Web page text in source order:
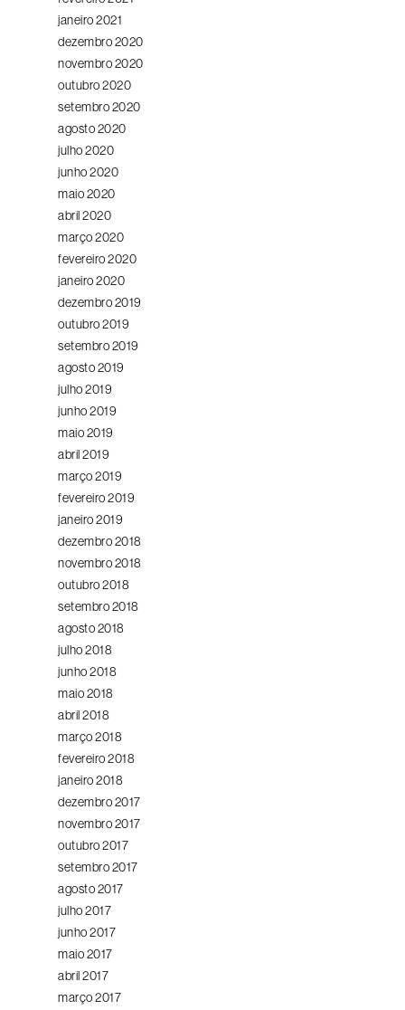
janeiro 2021
dezembro 2020
novembro 2020
outubro 2020
setembro 2020
agosto 2020
julho 2020
junho 2020
maio 2020
abril 2020
março 2020
fevereiro 2020
janeiro 2020
dezembro 2019
outubro 2019
setembro 2019
agosto 2019
julho 2019
junho 2019
maio 2019
abril 2019
março 2019
fevereiro 2019
janeiro 2019
dezembro 2018
novembro 2018
outubro 2018
setembro 2018
agosto 2018
julho 2018
junho 2018
maio 2018
abril 2018
março 2018
fevereiro 2018
janeiro 2018
dezembro 2017
novembro 2017
outubro 2017
setembro 2017
agosto 2017
julho 2017
junho 2017
maio 2017
abril 2017
março 2017